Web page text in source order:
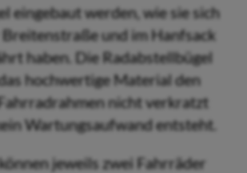
eingebaut werden, wie sie sich
und im Hanfsack
haben. Die Radabstellbügel
hochwertige Material den
nicht verkratzt
Wartungsaufwand entsteht.
jeweils zwei Fahrräder